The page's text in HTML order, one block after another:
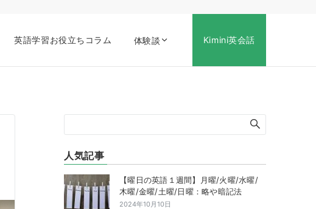
英語学習お役立ちコラム 体験談 Kimini英会話
人気記事
【曜日の英語１週間】月曜/火曜/水曜/
木曜/金曜/土曜/日曜：略や暗記法
2024年10月10日